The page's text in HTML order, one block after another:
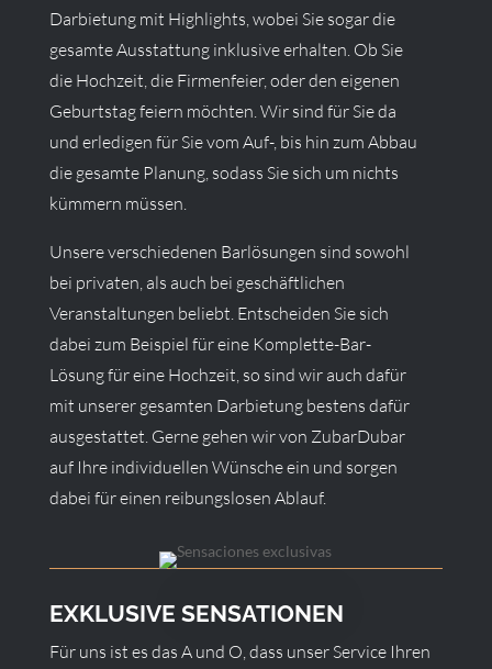
Darbietung mit Highlights, wobei Sie sogar die
gesamte Ausstattung inklusive erhalten. Ob Sie
die Hochzeit, die Firmenfeier, oder den eigenen
Geburtstag feiern möchten. Wir sind für Sie da
und erledigen für Sie vom Auf-, bis hin zum Abbau
die gesamte Planung, sodass Sie sich um nichts
kümmern müssen.
Unsere verschiedenen Barlösungen sind sowohl
bei privaten, als auch bei geschäftlichen
Veranstaltungen beliebt. Entscheiden Sie sich
dabei zum Beispiel für eine Komplette-Bar-
Lösung für eine Hochzeit, so sind wir auch dafür
mit unserer gesamten Darbietung bestens dafür
ausgestattet. Gerne gehen wir von ZubarDubar
auf Ihre individuellen Wünsche ein und sorgen
dabei für einen reibungslosen Ablauf.
EXKLUSIVE SENSATIONEN
Für uns ist es das A und O, dass unser Service Ihren